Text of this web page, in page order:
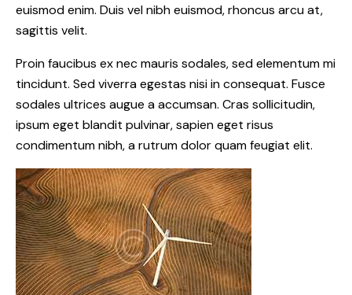
euismod enim. Duis vel nibh euismod, rhoncus arcu at,
sagittis velit.
Proin faucibus ex nec mauris sodales, sed elementum mi
tincidunt. Sed viverra egestas nisi in consequat. Fusce
sodales ultrices augue a accumsan. Cras sollicitudin,
ipsum eget blandit pulvinar, sapien eget risus
condimentum nibh, a rutrum dolor quam feugiat elit.